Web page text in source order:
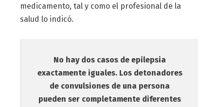
medicamento, tal y como el profesional de la
salud lo indicó.
No hay dos casos de epilepsia
exactamente iguales. Los detonadores
de convulsiones de una persona
pueden ser completamente diferentes